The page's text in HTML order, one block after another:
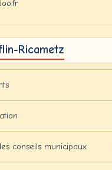
Ricametz
conseils municipaux